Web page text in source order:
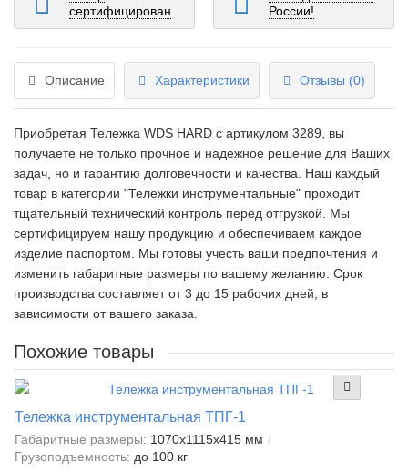
сертифицирован
России!
Описание Характеристики Отзывы (0)
Приобретая Тележка WDS HARD c артикулом 3289, вы
получаете не только прочное и надежное решение для Ваших
задач, но и гарантию долговечности и качества. Наш каждый
товар в категории "Тележки инструментальные" проходит
тщательный технический контроль перед отгрузкой. Мы
сертифицируем нашу продукцию и обеспечиваем каждое
изделие паспортом. Мы готовы учесть ваши предпочтения и
изменить габаритные размеры по вашему желанию. Срок
производства составляет от 3 до 15 рабочих дней, в
зависимости от вашего заказа.
Похожие товары
Тележка инструментальная ТПГ-1
Габаритные размеры: 1070х1115х415 мм
Грузоподъемность: до 100 кг